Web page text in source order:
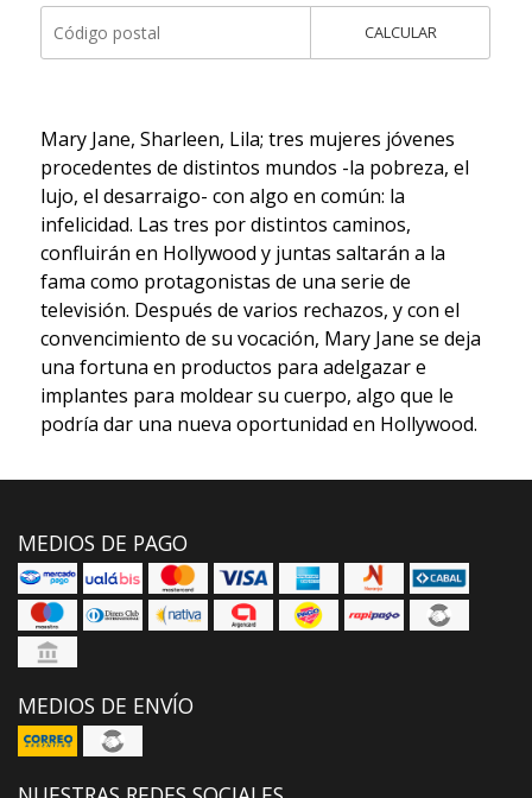
CALCULAR
Mary Jane, Sharleen, Lila; tres mujeres jóvenes
procedentes de distintos mundos -la pobreza, el
lujo, el desarraigo- con algo en común: la
infelicidad. Las tres por distintos caminos,
confluirán en Hollywood y juntas saltarán a la
fama como protagonistas de una serie de
televisión. Después de varios rechazos, y con el
convencimiento de su vocación, Mary Jane se deja
una fortuna en productos para adelgazar e
implantes para moldear su cuerpo, algo que le
podría dar una nueva oportunidad en Hollywood.
MEDIOS DE PAGO
MEDIOS DE ENVÍO